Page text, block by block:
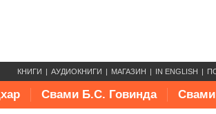
КНИГИ АУДИОКНИГИ МАГАЗИН IN ENGLISH
Свами Б.С. Говинда